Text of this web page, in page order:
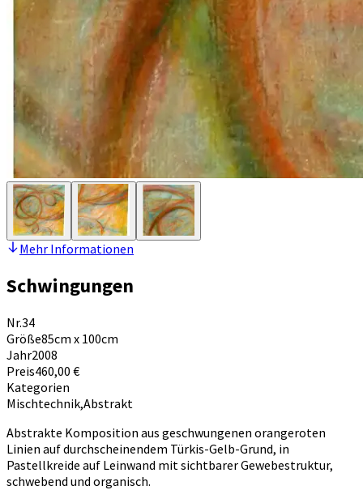
Mehr Informationen
Schwingungen
Nr.34
Größe85cm x 100cm
Jahr2008
Preis460,00 €
Kategorien
Mischtechnik,Abstrakt
Abstrakte Komposition aus geschwungenen orangeroten
Linien auf durchscheinendem Türkis-Gelb-Grund, in
Pastellkreide auf Leinwand mit sichtbarer Gewebestruktur,
schwebend und organisch.